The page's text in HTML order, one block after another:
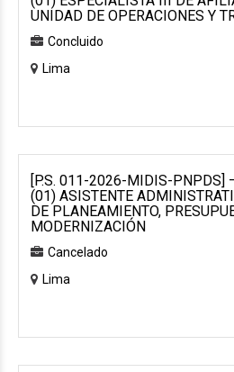
UNIDAD DE OPERACIONES Y
Concluido
Lima
[P.S. 011-2026-MIDIS-PNPDS]
(01) ASISTENTE
DE PLANEAMIENTO,
MODERNIZACIÓN
Cancelado
Lima